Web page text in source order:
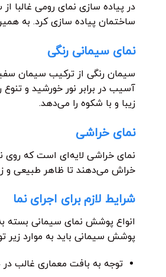
در پیاده سازی نمای رومی غالبا
ساختمان پیاده سازی کرد. به
نمای سیمانی رنگی
سیمان رنگی از ترکیب سیمان
آسیب در برابر نور خورشید و
زیبا و با شکوه را می‌دهد.
نمای خراشی
نمای خراشی لایه‌ای است که
خراش می‌دهند تا ظاهر طبیعی و
شرایط لازم برای اجرای نما
انواع پوشش نمای سیمانی بسته
پوشش سیمانی باید به موارد زیر
توجه به بافت معماری غالب